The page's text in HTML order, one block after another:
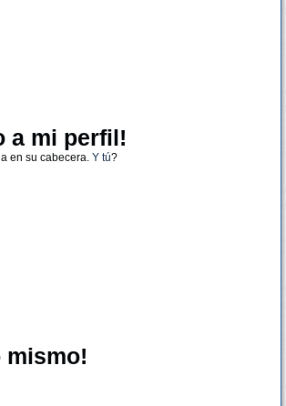
a mi perfil!
en su cabecera. Y tú?
mismo!